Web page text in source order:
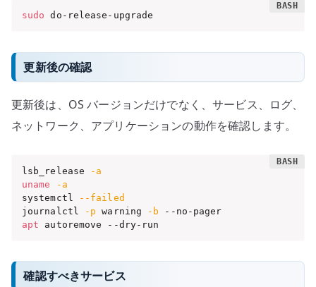
sudo do-release-upgrade
更新後の確認
更新後は、OS バージョンだけでなく、サービス、ログ、
ネットワーク、アプリケーションの動作を確認します。
lsb_release
-a
uname
-a
systemctl
--failed
journalctl
-p warning -b
apt autoremove --dry-run
確認すべきサービス